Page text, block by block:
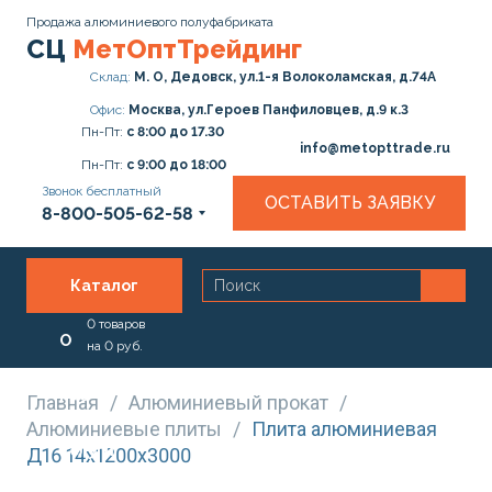
Продажа алюминиевого полуфабриката
СЦ МетОптТрейдинг
Склад: М. О, Дедовск, ул.1-я Волоколамская, д.74А
Офис: Москва, ул.Героев Панфиловцев, д.9 к.3
Пн-Пт: с 8:00 до 17.30
Пн-Пт: с 9:00 до 18:00
info@metopttrade.ru
Звонок бесплатный
8-800-505-62-58
ОСТАВИТЬ ЗАЯВКУ
Каталог
О
нас
Услуги
0 товаров
на 0 руб.
Главная / Алюминиевый прокат /
Алюминиевые плиты
/ Плита алюминиевая
Д16 14х1200х3000